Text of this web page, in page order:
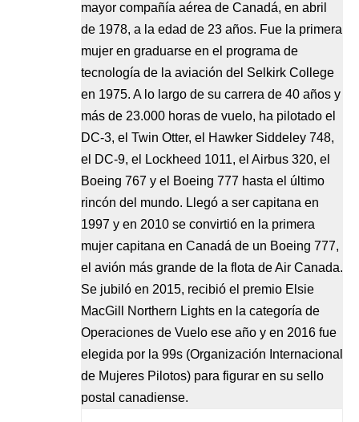
mayor compañía aérea de Canadá, en abril
de 1978, a la edad de 23 años. Fue la primera
mujer en graduarse en el programa de
tecnología de la aviación del Selkirk College
en 1975. A lo largo de su carrera de 40 años y
más de 23.000 horas de vuelo, ha pilotado el
DC-3, el Twin Otter, el Hawker Siddeley 748,
el DC-9, el Lockheed 1011, el Airbus 320, el
Boeing 767 y el Boeing 777 hasta el último
rincón del mundo. Llegó a ser capitana en
1997 y en 2010 se convirtió en la primera
mujer capitana en Canadá de un Boeing 777,
el avión más grande de la flota de Air Canada.
Se jubiló en 2015, recibió el premio Elsie
MacGill Northern Lights en la categoría de
Operaciones de Vuelo ese año y en 2016 fue
elegida por la 99s (Organización Internacional
de Mujeres Pilotos) para figurar en su sello
postal canadiense.